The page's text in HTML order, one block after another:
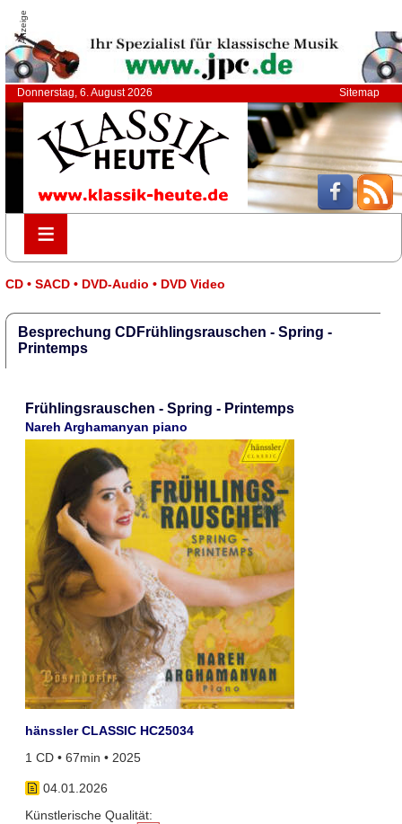
Anzeige
Donnerstag, 6. August 2026 Sitemap
≡
≡
CD • SACD • DVD-Audio • DVD Video
Besprechung CDFrühlingsrauschen - Spring -
Printemps
Frühlingsrauschen - Spring - Printemps
Nareh Arghamanyan piano
hänssler CLASSIC HC25034
1 CD • 67min • 2025
04.01.2026
Künstlerische Qualität: